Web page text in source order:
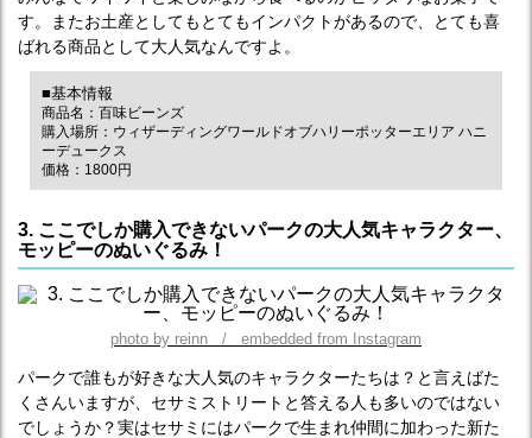
す。またお土産としてもとてもインパクトがあるので、とても喜
ばれる商品として大人気なんですよ。
■基本情報
商品名：百味ビーンズ
購入場所：ウィザーディングワールドオブハリーポッターエリア ハニ
ーデュークス
価格：1800円
3. ここでしか購入できないパークの大人気キャラクター、
モッピーのぬいぐるみ！
photo by reinn / embedded from Instagram
パークで誰もが好きな大人気のキャラクターたちは？と言えばた
くさんいますが、セサミストリートと答える人も多いのではない
でしょうか？実はセサミにはパークで生まれ仲間に加わった新た